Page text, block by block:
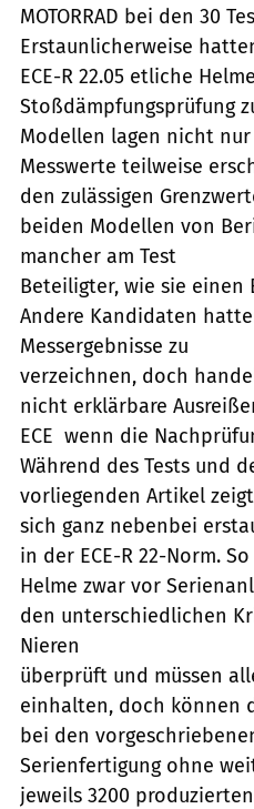
MOTORRAD bei den 30
Erstaunlicherweise
ECE-R 22.05 etliche
Stoßdämpfungsprüfung
Modellen lagen nicht
Messwerte teilweise
den zulässigen
beiden Modellen von
mancher am Test
Beteiligter, wie sie einen
Andere Kandidaten
Messergebnisse zu
verzeichnen, doch
nicht erklärbare
ECE  wenn die
Während des Tests und
vorliegenden Artikel
sich ganz nebenbei
in der ECE-R 22-Norm.
Helme zwar vor
den unterschiedlichen
Nieren
überprüft und müssen
einhalten, doch können
bei den
Serienfertigung ohne
jeweils 3200